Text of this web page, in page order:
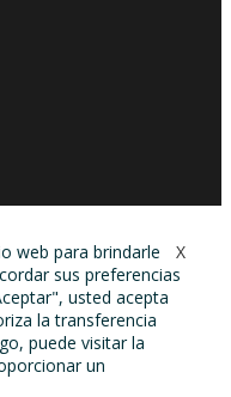
X
web para brindarle
sus preferencias
usted acepta
la transferencia
puede visitar la
un